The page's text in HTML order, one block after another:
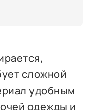
сложной
удобным
одежды и